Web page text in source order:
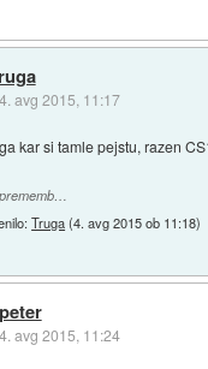
4. avg 2015, 11:17
kar si tamle pejstu, razen
Truga(4. avg 2015 ob 11:18)
4. avg 2015, 11:24